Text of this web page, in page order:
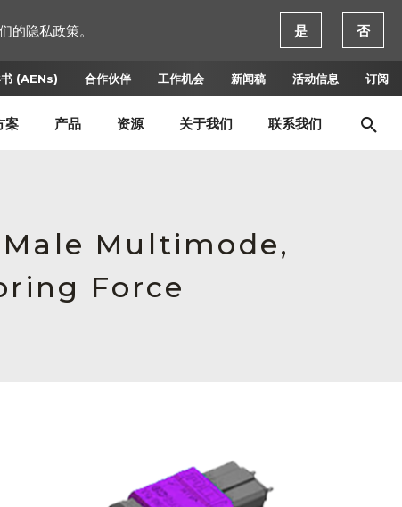
书 (AENs) 合作伙伴 工作机会 新闻稿 活动信息 订阅
案 产品 资源 关于我们 联系我们
Multimode,
Force
的隐私政策。 是 否